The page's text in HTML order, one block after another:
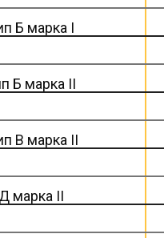
Б марка I
Б марка II
В марка II
марка II